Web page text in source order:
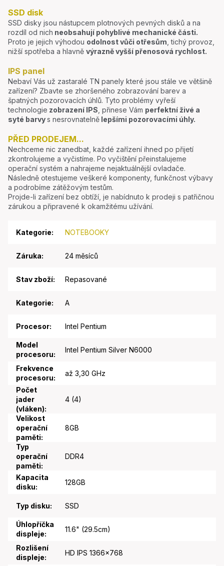
SSD disk
SSD disky jsou nástupcem plotnových pevných disků a na
rozdíl od nich neobsahují pohyblivé mechanické části.
Proto je jejich výhodou odolnost vůči otřesům , tichý provoz,
nižší spotřeba a hlavně výrazně vyšší přenosová rychlost.
IPS panel
Nebaví Vás už zastaralé TN panely které jsou stále ve většině
zařízení? Zbavte se zhoršeného zobrazování barev a
špatných pozorovacích úhlů. Tyto problémy vyřeší
technologie zobrazení IPS , přinese Vám perfektní živé a
syté barvys nesrovnatelně lepšími pozorovacími úhly.
PŘED PRODEJEM...
Nechceme nic zanedbat, každé zařízení ihned po přijetí
zkontrolujeme a vyčistíme. Po vyčištění přeinstalujeme
operační systém a nahrajeme nejaktuálnější ovladače.
Následně otestujeme veškeré komponenty, funkčnost výbavy
a podrobíme zátěžovým testům.
Projde-li zařízení bez obtíží, je nabídnuto k prodeji s patřičnou
zárukou a připravené k okamžitému užívání.
Kategorie: NOTEBOOKY
Záruka: 24 měsíců
Stav zboží: Repasované
Kategorie: A
Procesor: Intel Pentium
Model
procesoru:
Intel Pentium Silver N6000
Frekvence
procesoru:
až 3,30 GHz
Počet
jader
(vláken):
4 (4)
Velikost
operační
paměti:
8GB
Typ
operační
paměti:
DDR4
Kapacita
disku:
128GB
Typ disku: SSD
Úhlopříčka
displeje:
11.6" (29.5cm)
Rozlišení
displeje:
HD IPS 1366x768